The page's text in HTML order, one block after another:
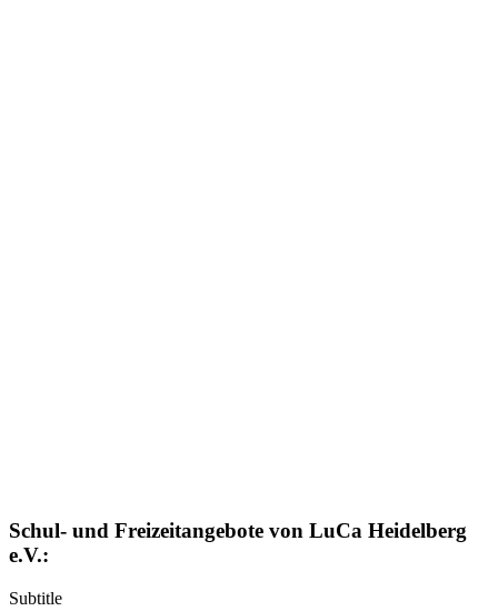
Schul- und Freizeitangebote von LuCa Heidelberg
e.V.:
Subtitle